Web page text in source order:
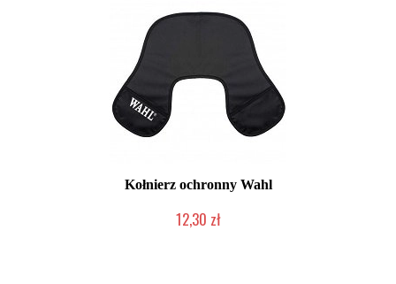
Kołnierz ochronny Wahl
12,30 zł